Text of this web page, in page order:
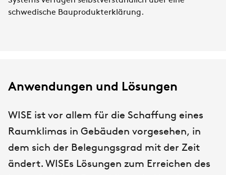
schwedische Bauprodukterklärung.
Anwendungen und Lösungen
WISE ist vor allem für die Schaffung eines
Raumklimas in Gebäuden vorgesehen, in
dem sich der Belegungsgrad mit der Zeit
ändert. WISEs Lösungen zum Erreichen des